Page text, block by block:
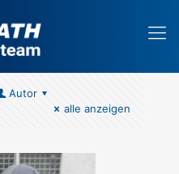
Autor
alle anzeigen